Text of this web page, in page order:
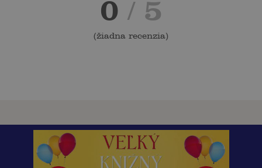
0 / 5
(žiadna recenzia)